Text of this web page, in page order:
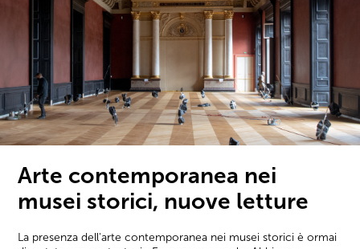
Arte contemporanea nei
musei storici, nuove letture
La presenza dell'arte contemporanea nei musei storici è ormai